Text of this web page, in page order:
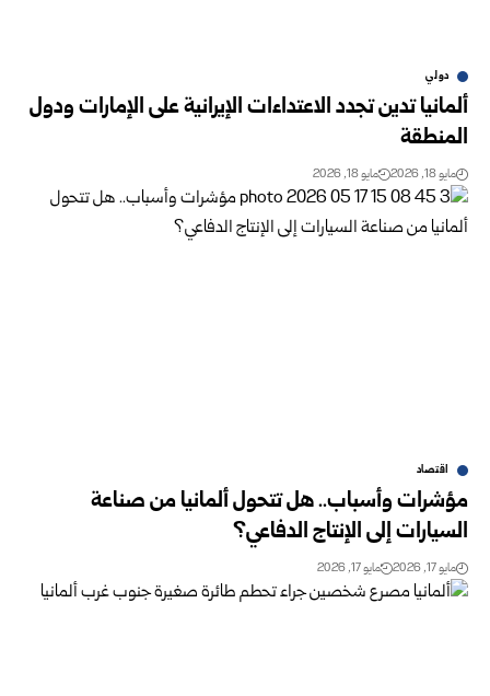
دولي
ألمانيا تدين تجدد الاعتداءات الإيرانية على الإمارات ودول
المنطقة
مايو 18, 2026 مايو 18, 2026
اقتصاد
مؤشرات وأسباب.. هل تتحول ألمانيا من صناعة
السيارات إلى الإنتاج الدفاعي؟
مايو 17, 2026 مايو 17, 2026